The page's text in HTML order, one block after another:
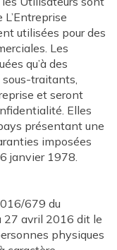
utilisées pour des
Les
qu’à des
sous-traitants,
et seront
Elles
présentant une
imposées
janvier 1978.
679 du
27 avril 2016 dit le
physiques